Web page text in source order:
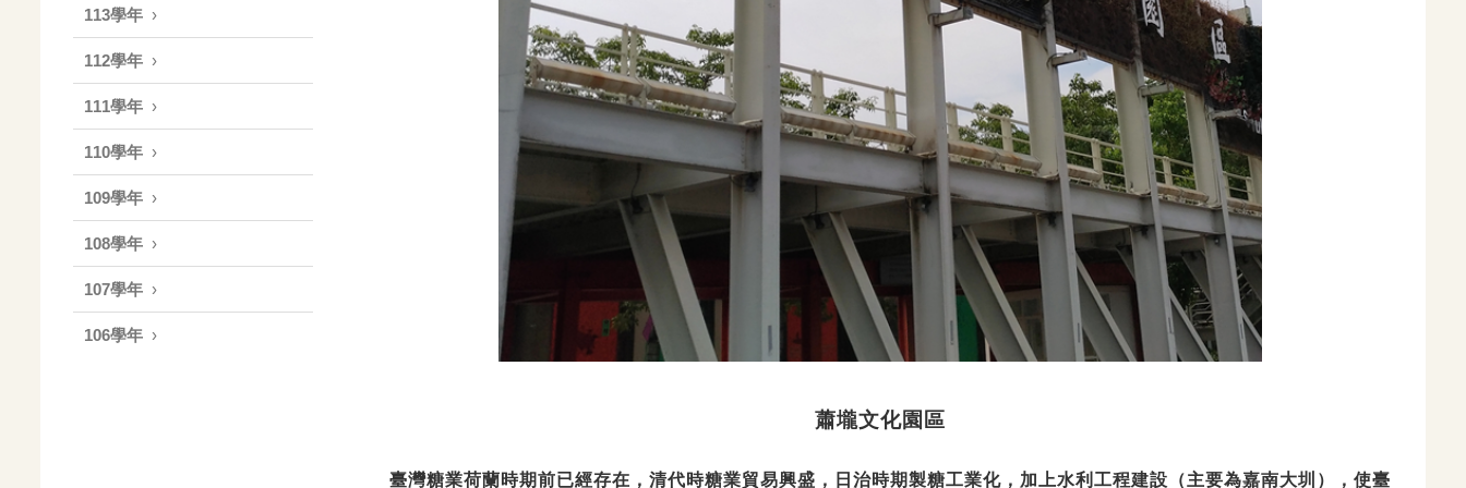
113學年
112學年
111學年
110學年
109學年
108學年
107學年
106學年
蕭壠文化園區
臺灣糖業荷蘭時期前已經存在，清代時糖業貿易興盛，日治時期製糖工業化，加上水利工程建設（主要為嘉南大圳），使臺